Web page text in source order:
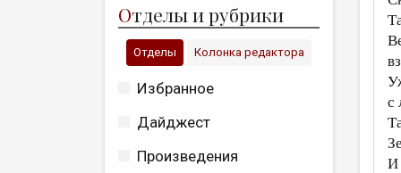
Отделы и рубрики
Отделы Колонка редактора
Избранное
Дайджест
Произведения
с
И